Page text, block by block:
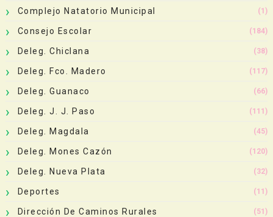
Complejo Natatorio Municipal (1)
Consejo Escolar (184)
Deleg. Chiclana (38)
Deleg. Fco. Madero (117)
Deleg. Guanaco (66)
Deleg. J. J. Paso (111)
Deleg. Magdala (45)
Deleg. Mones Cazón (120)
Deleg. Nueva Plata (32)
Deportes (11)
Dirección De Caminos Rurales (51)